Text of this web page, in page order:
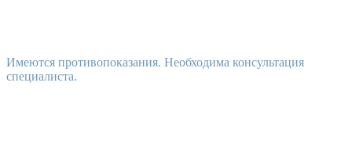
Имеются противопоказания. Необходима консультация
специалиста.